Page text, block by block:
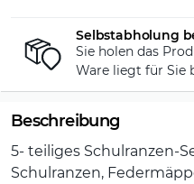
Selbstabholung
Sie holen das
Ware liegt für Sie
Beschreibung
5- teiliges Schulranzen-
Schulranzen,